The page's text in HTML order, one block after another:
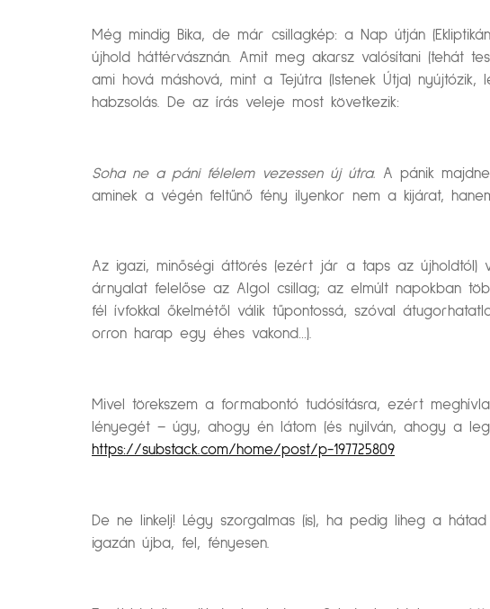
Még mindig Bika, de már csillagkép: a Nap útján
újhold háttérvásznán. Amit meg akarsz valósítani (tehát
ami hová máshová, mint a Tejútra (Istenek Útja)
habzsolás. De az írás veleje most következik:
Soha ne a páni félelem vezessen új útra. A pánik
aminek a végén feltűnő fény ilyenkor nem a kijárat,
Az igazi, minőségi áttörés (ezért jár a taps az újholdtól)
árnyalat felelőse az Algol csillag; az elmúlt napokban
fél ívfokkal őkelmétől válik tűpontossá, szóval
orron harap egy éhes vakond…).
Mivel törekszem a formabontó tudósításra, ezért
lényegét – úgy, ahogy én látom (és nyilván, ahogy a
https://substack.com/home/post/p-197725809
De ne linkelj! Légy szorgalmas (is), ha pedig liheg a
igazán újba, fel, fényesen.